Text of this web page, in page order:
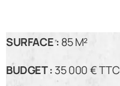
SURFACE : 85 M²
BUDGET : 35 000 € TTC